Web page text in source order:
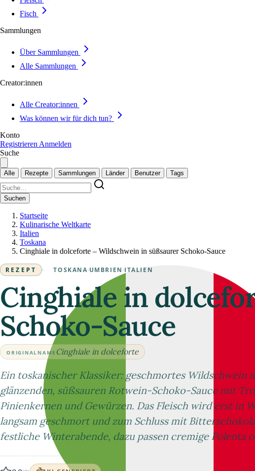
Fisch
Sammlungen
Über Sammlungen
Alle Sammlungen
Creator:innen
Alle Creator:innen
Was können wir für dich tun?
Konto
Registrieren Anmelden
Suche
Alle Rezepte Sammlungen Länder Benutzer Tags
Suchen
Startseite
Kulinarische Weltkarte
Italien
Toskana
Cinghiale in dolceforte – Wildschwein in süßsaurer Schoko-Sauce
REZEPT · TOSKANA ·UMBRIEN ·ITALIEN
Cinghiale in
Schoko-Sauce
ORIGINALNAME Cinghiale in dolceforte
Ein toskanischer Klassiker: geschmortes Wildschwein
glänzenden, süßsauren Rotwein-Schoko-Sauce mit
Pinienkernen und Gewürzen. Das Fleisch wird erst in
langsam geschmort und zum Schluss mit
festliche Winterabende, dazu passen cremige Polenta